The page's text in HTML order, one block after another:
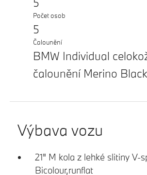
Počet osob
5
Čalounění
BMW Individual
čalounění Merino
Výbava vozu
21" M kola z lehké slitiny V-
Bicolour,runflat